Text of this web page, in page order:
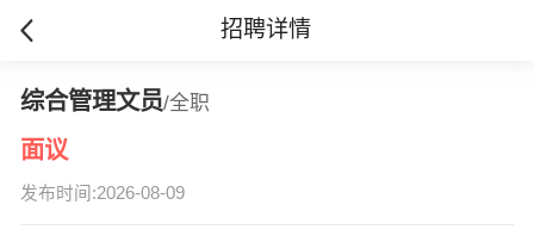
招聘详情
综合管理文员/全职
面议
发布时间:2026-08-09